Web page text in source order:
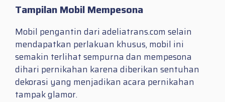
Tampilan Mobil Mempesona
Mobil pengantin dari adeliatrans.com selain
mendapatkan perlakuan khusus, mobil ini
semakin terlihat sempurna dan mempesona
dihari pernikahan karena diberikan sentuhan
dekorasi yang menjadikan acara pernikahan
tampak glamor.